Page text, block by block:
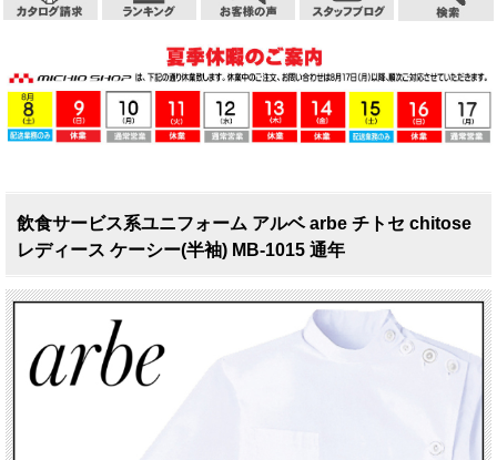
飲食サービス系ユニフォーム アルベ arbe チトセ chitose
レディース ケーシー(半袖) MB-1015 通年